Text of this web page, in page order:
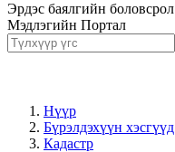
Эрдэс баялгийн боловсрол
Мэдлэгийн Портал
Нүүр
Бүрэлдэхүүн хэсгүүд
Кадастр